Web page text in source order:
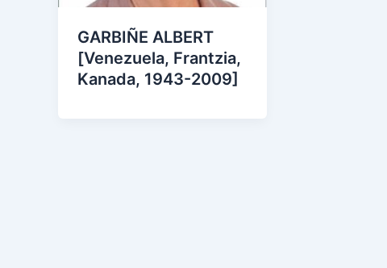
GARBIÑE ALBERT
[Venezuela, Frantzia,
Kanada, 1943-2009]